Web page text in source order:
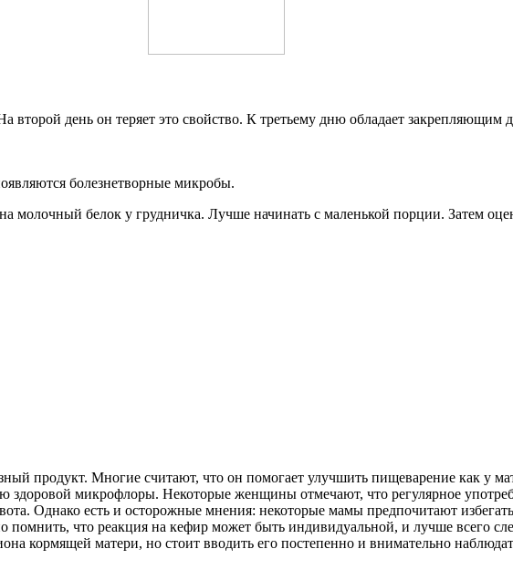
второй день он теряет это свойство. К третьему дню обладает закрепляющим
болезнетворные микробы.
молочный белок у грудничка. Лучше начинать с маленькой порции. Затем
продукт. Многие считают, что он помогает улучшить пищеварение как у
микрофлоры. Некоторые женщины отмечают, что регулярное
Однако есть и осторожные мнения: некоторые мамы предпочитают
что реакция на кефир может быть индивидуальной, и лучше всего
кормящей матери, но стоит вводить его постепенно и внимательно